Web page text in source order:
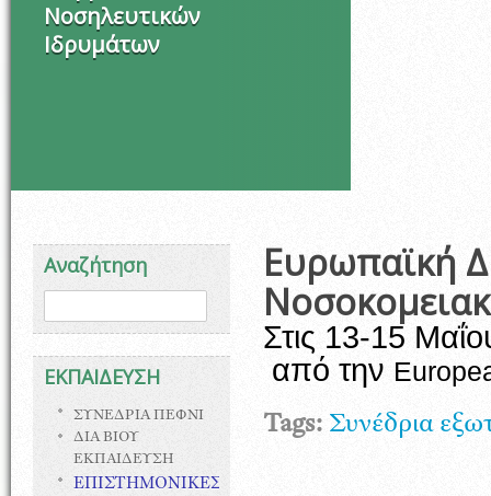
Νοσηλευτικών
Ιδρυμάτων
Αναζήτηση
Φόρμα αναζήτησης
ΕΚΠΑΙΔΕΥΣΗ
ΣΥΝΕΔΡΙΑ ΠΕΦΝΙ
ΔΙΑ ΒΙΟΥ
ΕΚΠΑΙΔΕΥΣΗ
ΕΠΙΣΤΗΜΟΝΙΚΕΣ
Ευρωπαϊκή
Στις 13-15
από την
Tags: Συνέδρια